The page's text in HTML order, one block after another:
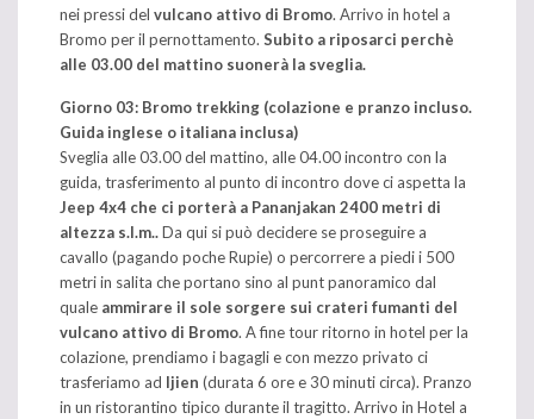
nei pressi del vulcano attivo di Bromo. Arrivo in hotel a
Bromo per il pernottamento. Subito a riposarci perchè
alle 03.00 del mattino suonerà la sveglia.
Giorno 03: Bromo trekking (colazione e pranzo incluso.
Guida inglese o italiana inclusa)
Sveglia alle 03.00 del mattino, alle 04.00 incontro con la
guida, trasferimento al punto di incontro dove ci aspetta la
Jeep 4x4 che ci porterà a Pananjakan 2400 metri di
altezza s.l.m..Da qui si può decidere se proseguire a
cavallo (pagando poche Rupie) o percorrere a piedi i 500
metri in salita che portano sino al punt panoramico dal
quale ammirare il sole sorgere sui crateri fumanti del
vulcano attivo di Bromo. A fine tour ritorno in hotel per la
colazione, prendiamo i bagagli e con mezzo privato ci
trasferiamo ad Ijien (durata 6 ore e 30 minuti circa). Pranzo
in un ristorantino tipico durante il tragitto. Arrivo in Hotel a